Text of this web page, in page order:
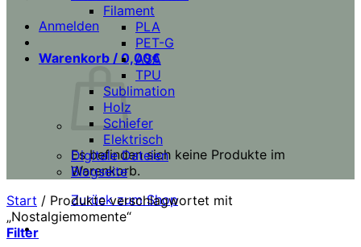
Anmelden
Warenkorb / 0,00€
Es befinden sich keine Produkte im
Warenkorb.
Zurück zum Shop
Filament
PLA
PET-G
ASA
TPU
Sublimation
Holz
Schiefer
Elektrisch
Digitale Dateien
Blogseite
Start / Produkte verschlagwortet mit
„Nostalgiemomente“
Filter